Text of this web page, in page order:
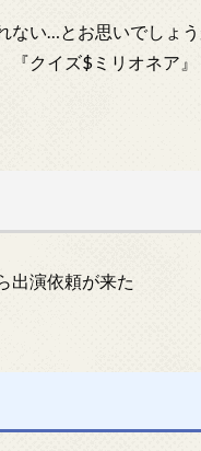
ない…とお思いでしょ
クイズ$ミリオネア』
出演依頼が来た